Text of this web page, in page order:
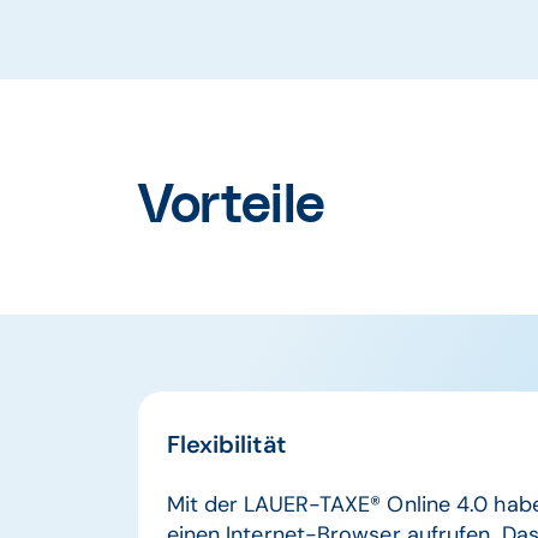
Vorteile
Flexibilität
Mit der LAUER-TAXE® Online 4.0